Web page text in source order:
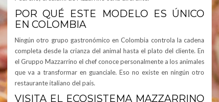
POR QUÉ ESTE MODELO ES ÚNICO
EN COLOMBIA
Ningún otro grupo gastronómico en Colombia controla la cadena
completa desde la crianza del animal hasta el plato del cliente. En
el Gruppo Mazzarrino el chef conoce personalmente a los animales
que va a transformar en guanciale. Eso no existe en ningún otro
restaurante italiano del país.
VISITA EL ECOSISTEMA MAZZARRINO